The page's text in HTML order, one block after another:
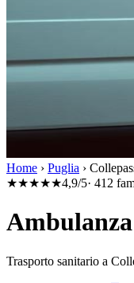
Home › Puglia ›
★★★★★4,9/5· 412
Trasporto sanitario a